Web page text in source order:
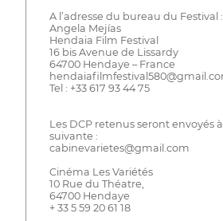
A l’adresse du bureau du Festival :
Angela Mejías
Hendaia Film Festival
16 bis Avenue de Lissardy
64700 Hendaye – France
Tel : +33 617 93 44 75
Les DCP retenus seront envoyés à
suivante :
cabinevarietes@gmail.com
Cinéma Les Variétés
10 Rue du Théatre,
64700 Hendaye
+ 33 5 59 20 61 18